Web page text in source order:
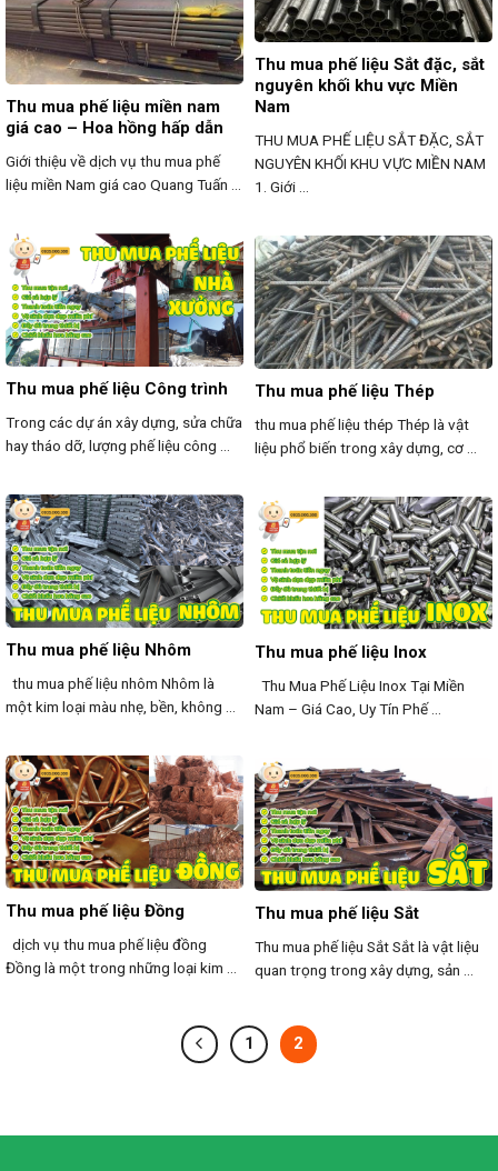
Thu mua phế liệu Sắt đặc, sắt
nguyên khối khu vực Miền
Nam
THU MUA PHẾ LIỆU SẮT ĐẶC, SẮT
NGUYÊN KHỐI KHU VỰC MIỀN NAM
1. Giới ...
Thu mua phế liệu miền nam
giá cao – Hoa hồng hấp dẫn
Giới thiệu về dịch vụ thu mua phế
liệu miền Nam giá cao Quang Tuấn ...
Thu mua phế liệu Công trình
Trong các dự án xây dựng, sửa chữa
hay tháo dỡ, lượng phế liệu công ...
Thu mua phế liệu Thép
thu mua phế liệu thép Thép là vật
liệu phổ biến trong xây dựng, cơ ...
Thu mua phế liệu Nhôm
thu mua phế liệu nhôm Nhôm là
một kim loại màu nhẹ, bền, không ...
Thu mua phế liệu Inox
Thu Mua Phế Liệu Inox Tại Miền
Nam – Giá Cao, Uy Tín Phế ...
Thu mua phế liệu Đồng
dịch vụ thu mua phế liệu đồng
Đồng là một trong những loại kim ...
Thu mua phế liệu Sắt
Thu mua phế liệu Sắt Sắt là vật liệu
quan trọng trong xây dựng, sản ...
1 2